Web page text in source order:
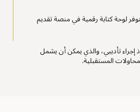
لوحة كتابة رقمية في منصة تقديم
إجراء تأديبي، والذي يمكن أن يشمل
المستقبلية.